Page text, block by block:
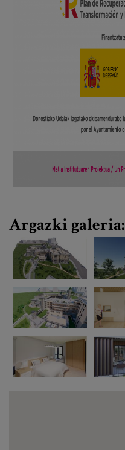
Argazki galeria: